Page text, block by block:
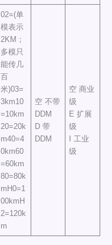
02=(单
模表示
2KM；
多模只
能传几
百
米)03=
3km10
=10km
20=20k
m40=4
0km60
=60km
80=80k
mH0=1
00kmH
2=120k
m
空 不带
DDM
D 带
DDM
空 商业
级
E 扩展
级
I 工业
级